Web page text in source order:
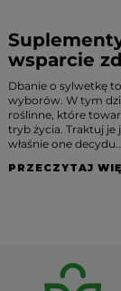
wsparcie
Dbanie o sylwetkę
wyborów. W tym
roślinne, które
tryb życia. Traktuj je
właśnie one
PRZECZYTAJ